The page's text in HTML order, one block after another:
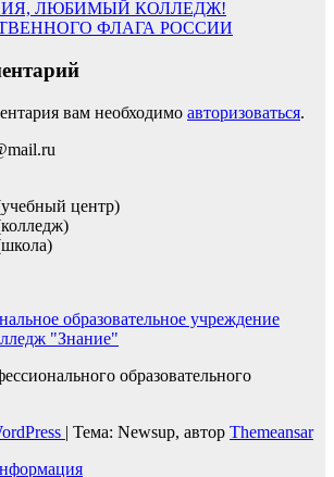
ЛЮБИМЫЙ КОЛЛЕДЖ!
ФЛАГА РОССИИ
вам необходимо авторизоваться.
центр)
образовательное учреждение
"Знание"
образовательного
| Тема: Newsup, автор Themeansar